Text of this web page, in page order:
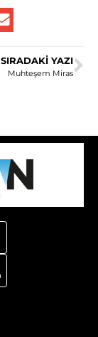
SIRADAKI YAZI
Muhteşem Miras